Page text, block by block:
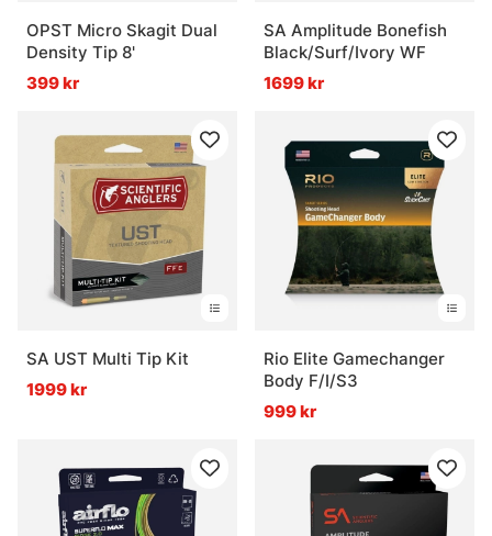
OPST Micro Skagit Dual
Density Tip 8'
399 kr
SA Amplitude Bonefish
Black/Surf/Ivory WF
1699 kr
SA UST Multi Tip Kit
1999 kr
Rio Elite Gamechanger
Body F/I/S3
999 kr